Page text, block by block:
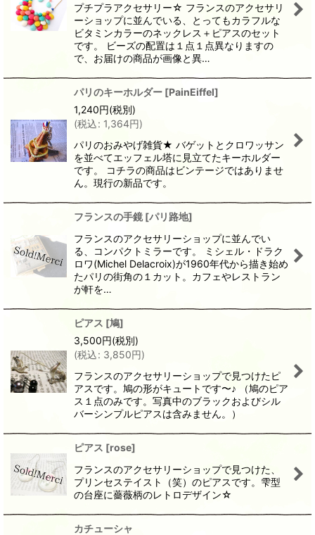
プチプラアクセサリー☆ フランスのアクセサリ
ーショップに並んでいる、とってもカラフルな
ビタミンカラーのネックレス＋ピアスのセット
です。 ビーズの配置は１点１点異なりますの
で、お届けの商品が画像と異…
パリのキーホルダー [PainEiffel]
1,240円(税別)
(税込: 1,364円)
パリのおみやげ雑貨★ バゲットとクロワッサン
を並べてエッフェル塔に見立てたキーホルダー
です。 コチラの商品はビンテージではありませ
ん。現行の新品です。
フランスの手鏡 [パリ路地]
フランスのアクセサリーショップに並んでい
る、コンパクトミラーです。 ミシェル・ドラク
ロワ(Michel Delacroix)が1960年代から描き始め
たパリの街角の１カット。カフェやレストラン
が軒を…
ピアス [鳩]
3,500円(税別)
(税込: 3,850円)
フランスのアクセサリーショップで見つけたピ
アスです。鳩の形がキュートです〜♪ （鳩のピア
ス１点のみです。写真中のブラックおよびシル
バーシンプルピアスは含みません。）
ピアス [rose]
フランスのアクセサリーショップで見つけた、
プリンセステイスト（笑）のピアスです。雫型
の台座に薔薇柄のレトロデザイン☆
カチューシャ